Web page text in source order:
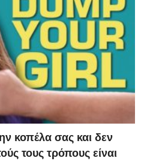
κοπέλα σας και δεν
τους τρόπους είναι